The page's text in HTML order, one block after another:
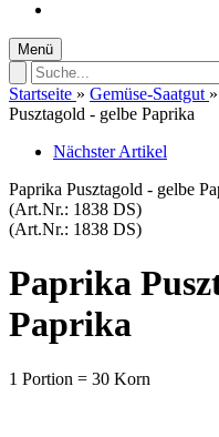
Menü
Startseite » Gemüse-Saatgut »
Pusztagold - gelbe Paprika
Nächster Artikel
Paprika Pusztagold - gelbe
(Art.Nr.: 1838 DS)
(Art.Nr.: 1838 DS)
Paprika
Paprika
1 Portion = 30 Korn